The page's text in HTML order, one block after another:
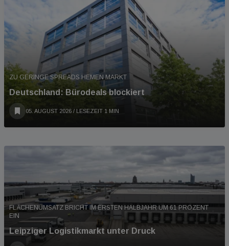
ZU GERINGE SPREADS HEMEN MARKT
Deutschland: Bürodeals blockiert
05. AUGUST 2026 / LESEZEIT 1 MIN
FLÄCHENUMSATZ BRICHT IM ERSTEN HALBJAHR UM 61 PROZENT
EIN
Leipziger Logistikmarkt unter Druck